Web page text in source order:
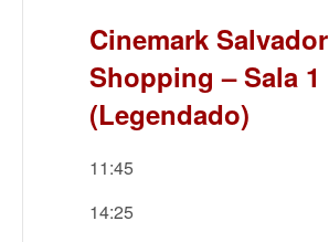
Cinemark Salvador
Shopping – Sala 1
(Legendado)
11:45
14:25